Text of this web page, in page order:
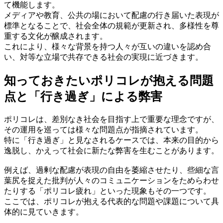
て機能します。
メディアや教育、公共の場において配慮の行き届いた表現が
標準となることで、社会全体の規範が更新され、多様性を尊
重する文化が醸成されます。
これにより、様々な背景を持つ人々が互いの違いを認め合
い、対等な立場で共存できる社会の実現に近づきます。
知っておきたいポリコレが抱える問題
点と「行き過ぎ」による弊害
ポリコレは、差別なき社会を目指す上で重要な理念ですが、
その運用を巡っては様々な問題点が指摘されています。
特に「行き過ぎ」と見なされるケースでは、本来の目的から
逸脱し、かえって社会に新たな弊害を生むことがあります。
例えば、過剰な配慮が表現の自由を萎縮させたり、些細な言
葉尻を捉えた批判が人々のコミュニケーションをためらわせ
たりする「ポリコレ疲れ」といった現象もその一つです。
ここでは、ポリコレが抱える代表的な問題や課題について具
体的に見ていきます。